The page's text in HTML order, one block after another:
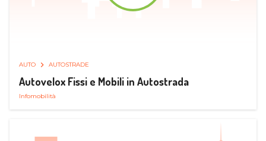
AUTO AUTOSTRADE
Autovelox Fissi e Mobili in Autostrada
Infomobilità